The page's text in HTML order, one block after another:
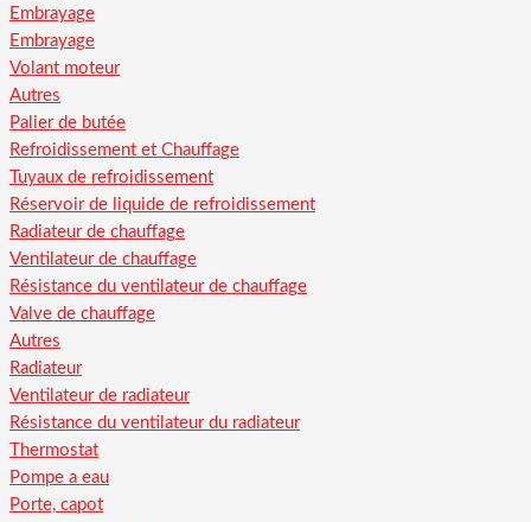
Embrayage
Embrayage
Volant moteur
Autres
Palier de butée
Refroidissement et Chauffage
Tuyaux de refroidissement
Réservoir de liquide de refroidissement
Radiateur de chauffage
Ventilateur de chauffage
Résistance du ventilateur de chauffage
Valve de chauffage
Autres
Radiateur
Ventilateur de radiateur
Résistance du ventilateur du radiateur
Thermostat
Pompe a eau
Porte, capot